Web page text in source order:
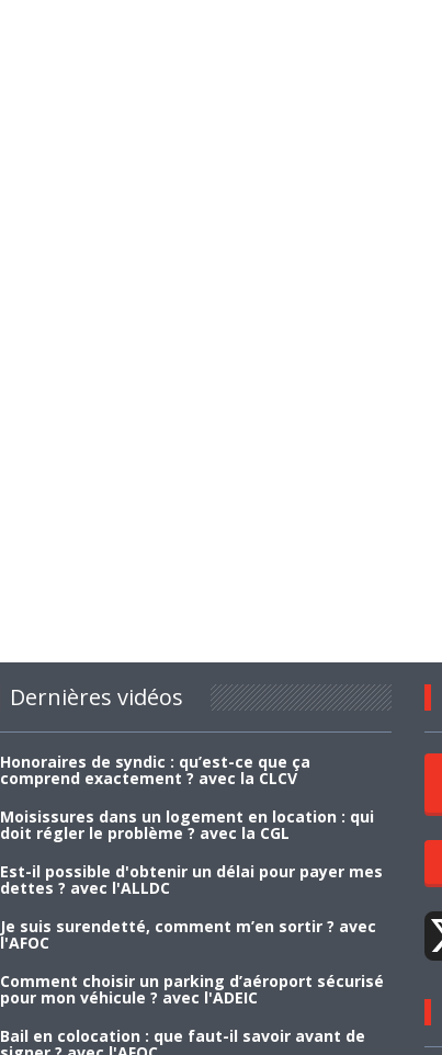
Dernières vidéos
Honoraires de syndic : qu’est-ce que ça
comprend exactement ? avec la CLCV
Moisissures dans un logement en location : qui
doit régler le problème ? avec la CGL
Est-il possible d'obtenir un délai pour payer mes
dettes ? avec l'ALLDC
Je suis surendetté, comment m’en sortir ? avec
l'AFOC
Comment choisir un parking d’aéroport sécurisé
pour mon véhicule ? avec l'ADEIC
Bail en colocation : que faut-il savoir avant de